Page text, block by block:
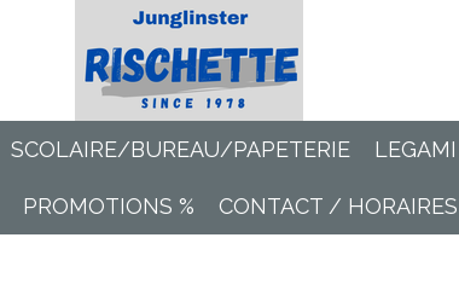
SCOLAIRE/BUREAU/PAPETERIE LEGAMI
PROMOTIONS % CONTACT / HORAIRES